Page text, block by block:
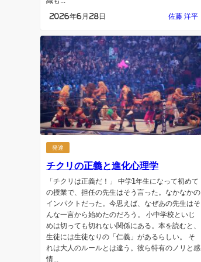
2026年6月28日 佐藤 洋平
発達
チクリの正義と進化心理学
「チクリは正義だ！」 中学1年生になって初めて
の授業で、担任の先生はそう言った。なかなかの
インパクトだった。今思えば、なぜあの先生はそ
んな一言から始めたのだろう。 小中学校といじ
めは切っても切れない関係にある。本を読むと、
生徒には生徒なりの「仁義」があるらしい。 そ
れは大人のルールとは違う。彼ら特有のノリと感
情...